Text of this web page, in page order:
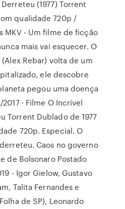
(1977) Torrent
qualidade 720p /
MKV - Um filme de ficção
mais vai esquecer. O
Rebar) volta de um
ele descobre
pegou uma doença
· Filme O Incrível
Torrent Dublado de 1977
720p. Especial. O
Caos no governo
de Bolsonaro Postado
- Igor Gielow, Gustavo
Talita Fernandes e
de SP), Leonardo